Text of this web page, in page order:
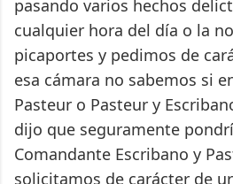
pasando varios hechos
cualquier hora del día o la
picaportes y pedimos de
esa cámara no sabemos si
Pasteur o Pasteur y
dijo que seguramente
Comandante Escribano y
solicitamos de carácter de